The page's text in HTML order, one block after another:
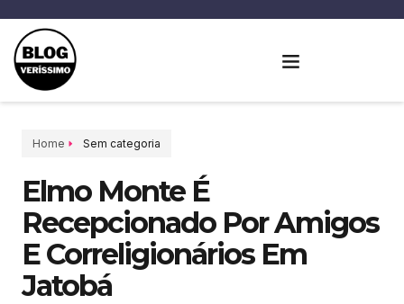
Home Sem categoria
Elmo Monte É
Recepcionado Por Amigos
E Correligionários Em
Jatobá